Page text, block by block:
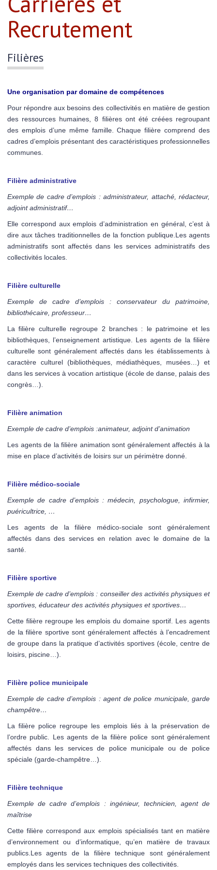
Recrutement
Filières
Une organisation par domaine de compétences
Pour répondre aux besoins des collectivités en matière de gestion
des ressources humaines, 8 filières ont été créées regroupant
des emplois d’une même famille. Chaque filière comprend des
cadres d’emplois présentant des caractéristiques professionnelles
communes.
Filière administrative
Exemple de cadre d’emplois : administrateur, attaché, rédacteur,
adjoint administratif…
Elle correspond aux emplois d’administration en général, c’est à
dire aux tâches traditionnelles de la fonction publique.Les agents
administratifs sont affectés dans les services administratifs des
collectivités locales.
Filière culturelle
Exemple de cadre d’emplois : conservateur du patrimoine,
bibliothécaire, professeur…
La filière culturelle regroupe 2 branches : le patrimoine et les
bibliothèques, l’enseignement artistique. Les agents de la filière
culturelle sont généralement affectés dans les établissements à
caractère culturel (bibliothèques, médiathèques, musées…) et
dans les services à vocation artistique (école de danse, palais des
congrès…).
Filière animation
Exemple de cadre d’emplois :animateur, adjoint d’animation
Les agents de la filière animation sont généralement affectés à la
mise en place d’activités de loisirs sur un périmètre donné.
Filière médico-sociale
Exemple de cadre d’emplois : médecin, psychologue, infirmier,
puéricultrice, …
Les agents de la filière médico-sociale sont généralement
affectés dans des services en relation avec le domaine de la
santé.
Filière sportive
Exemple de cadre d’emplois : conseiller des activités physiques et
sportives, éducateur des activités physiques et sportives…
Cette filière regroupe les emplois du domaine sportif. Les agents
de la filière sportive sont généralement affectés à l’encadrement
de groupe dans la pratique d’activités sportives (école, centre de
loisirs, piscine…).
Filière police municipale
Exemple de cadre d’emplois : agent de police municipale, garde
champêtre…
La filière police regroupe les emplois liés à la préservation de
l’ordre public. Les agents de la filière police sont généralement
affectés dans les services de police municipale ou de police
spéciale (garde-champêtre…).
Filière technique
Exemple de cadre d’emplois : ingénieur, technicien, agent de
maîtrise
Cette filière correspond aux emplois spécialisés tant en matière
d’environnement ou d’informatique, qu’en matière de travaux
publics.Les agents de la filière technique sont généralement
employés dans les services techniques des collectivités.